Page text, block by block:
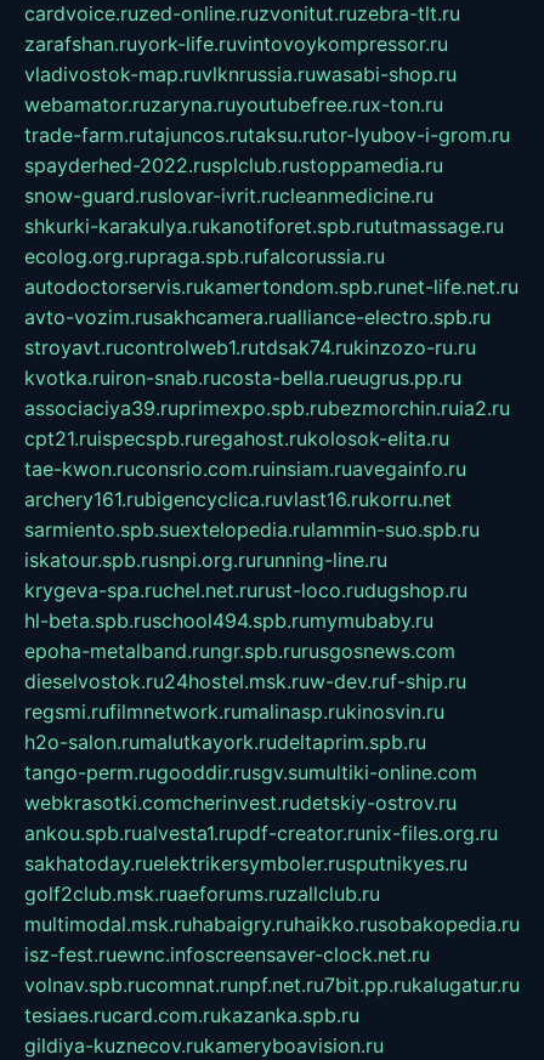
cardvoice.ruzed-online.ruzvonitut.ruzebra-tlt.ru
zarafshan.ruyork-life.ruvintovoykompressor.ru
vladivostok-map.ruvlknrussia.ruwasabi-shop.ru
webamator.ruzaryna.ruyoutubefree.rux-ton.ru
trade-farm.rutajuncos.rutaksu.rutor-lyubov-i-grom.ru
spayderhed-2022.rusplclub.rustoppamedia.ru
snow-guard.ruslovar-ivrit.rucleanmedicine.ru
shkurki-karakulya.rukanotiforet.spb.rututmassage.ru
ecolog.org.rupraga.spb.rufalcorussia.ru
autodoctorservis.rukamertondom.spb.runet-life.net.ru
avto-vozim.rusakhcamera.rualliance-electro.spb.ru
stroyavt.rucontrolweb1.rutdsak74.rukinzozo-ru.ru
kvotka.ruiron-snab.rucosta-bella.rueugrus.pp.ru
associaciya39.ruprimexpo.spb.rubezmorchin.ruia2.ru
cpt21.ruispecspb.ruregahost.rukolosok-elita.ru
tae-kwon.ruconsrio.com.ruinsiam.ruavegainfo.ru
archery161.rubigencyclica.ruvlast16.rukorru.net
sarmiento.spb.suextelopedia.rulammin-suo.spb.ru
iskatour.spb.rusnpi.org.rurunning-line.ru
krygeva-spa.ruchel.net.rurust-loco.rudugshop.ru
hl-beta.spb.ruschool494.spb.rumymubaby.ru
epoha-metalband.rungr.spb.rurusgosnews.com
dieselvostok.ru24hostel.msk.ruw-dev.ruf-ship.ru
regsmi.rufilmnetwork.rumalinasp.rukinosvin.ru
h2o-salon.rumalutkayork.rudeltaprim.spb.ru
tango-perm.rugooddir.rusgv.sumultiki-online.com
webkrasotki.comcherinvest.rudetskiy-ostrov.ru
ankou.spb.rualvesta1.rupdf-creator.runix-files.org.ru
sakhatoday.ruelektrikersymboler.rusputnikyes.ru
golf2club.msk.ruaeforums.ruzallclub.ru
multimodal.msk.ruhabaigry.ruhaikko.rusobakopedia.ru
isz-fest.ruewnc.infoscreensaver-clock.net.ru
volnav.spb.rucomnat.runpf.net.ru7bit.pp.rukalugatur.ru
tesiaes.rucard.com.rukazanka.spb.ru
gildiya-kuznecov.rukameryboavision.ru